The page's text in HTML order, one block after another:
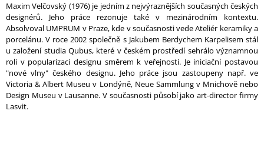
Maxim Velčovský (1976) je jedním z nejvýraznějších současných českých
designérů. Jeho práce rezonuje také v mezinárodním kontextu.
Absolvoval UMPRUM v Praze, kde v současnosti vede Ateliér keramiky a
porcelánu. V roce 2002 společně s Jakubem Berdychem Karpelisem stál
u založení studia Qubus, které v českém prostředí sehrálo významnou
roli v popularizaci designu směrem k veřejnosti. Je iniciační postavou
"nové vlny" českého designu. Jeho práce jsou zastoupeny např. ve
Victoria & Albert Museu v Londýně, Neue Sammlung v Mnichově nebo
Design Museu v Lausanne. V současnosti působí jako art-director firmy
Lasvit.
METALLIZED